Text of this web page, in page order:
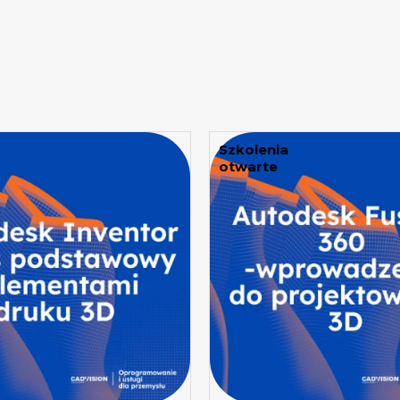
Szkolenia
otwarte